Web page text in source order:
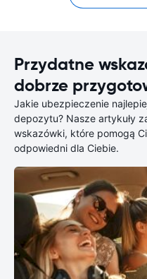
Przydatne
dobrze
Jakie ubezpieczenie
depozytu? Nasze artykuły
wskazówki, które pomogą
odpowiedni dla Ciebie.